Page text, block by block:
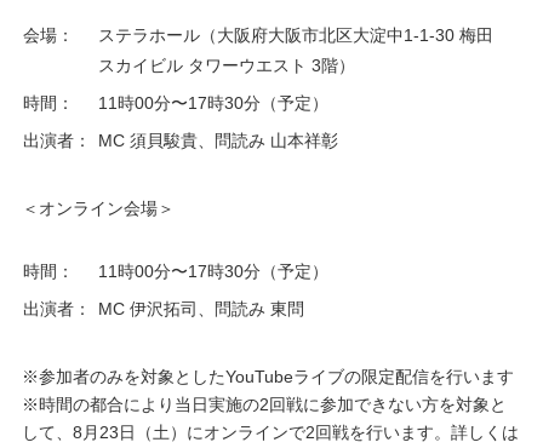
会場：
ステラホール（大阪府大阪市北区大淀中1-1-30 梅田
スカイビル タワーウエスト 3階）
時間：
11時00分〜17時30分（予定）
出演者：
MC 須貝駿貴、問読み 山本祥彰
＜オンライン会場＞
時間：
11時00分〜17時30分（予定）
出演者：
MC 伊沢拓司、問読み 東問
※参加者のみを対象としたYouTubeライブの限定配信を行います
※時間の都合により当日実施の2回戦に参加できない方を対象と
して、8月23日（土）にオンラインで2回戦を行います。詳しくは